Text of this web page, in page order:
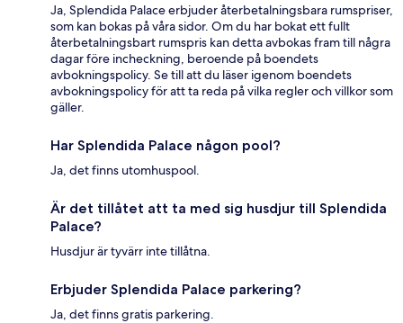
Ja, Splendida Palace erbjuder återbetalningsbara rumspriser,
som kan bokas på våra sidor. Om du har bokat ett fullt
återbetalningsbart rumspris kan detta avbokas fram till några
dagar före incheckning, beroende på boendets
avbokningspolicy. Se till att du läser igenom boendets
avbokningspolicy för att ta reda på vilka regler och villkor som
gäller.
Har Splendida Palace någon pool?
Ja, det finns utomhuspool.
Är det tillåtet att ta med sig husdjur till Splendida
Palace?
Husdjur är tyvärr inte tillåtna.
Erbjuder Splendida Palace parkering?
Ja, det finns gratis parkering.